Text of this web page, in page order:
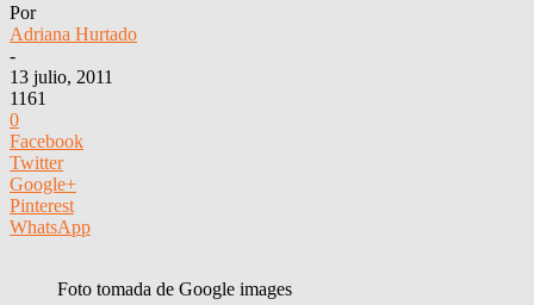
Por
Adriana Hurtado
-
13 julio, 2011
1161
0
Facebook
Twitter
Google+
Pinterest
WhatsApp
Foto tomada de Google images